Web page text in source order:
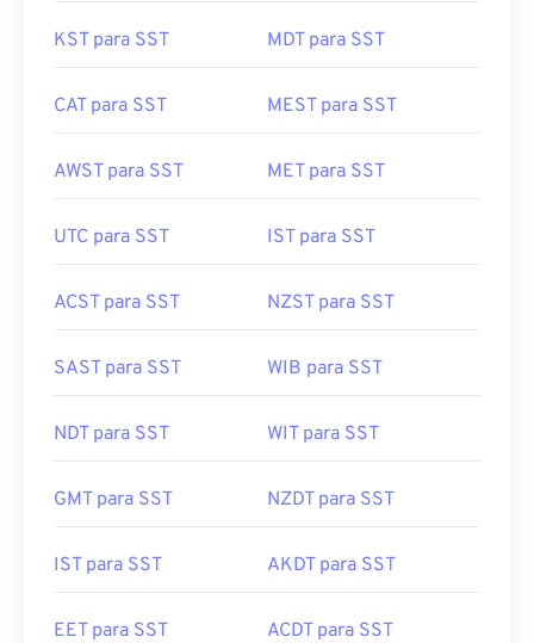
KST para SST MDT para SST
CAT para SST MEST para SST
AWST para SST MET para SST
UTC para SST IST para SST
ACST para SST NZST para SST
SAST para SST WIB para SST
NDT para SST WIT para SST
GMT para SST NZDT para SST
IST para SST AKDT para SST
EET para SST ACDT para SST